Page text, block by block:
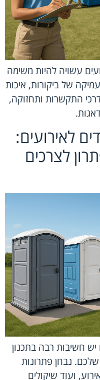
עשויה להיות משימה
של ביקורות, איכות
התקשרות ותחזוקה,
לאירועים:
לצרכים
יש חשיבות רבה בתכנון
נבחן פתרונות
ועוד שיקולים